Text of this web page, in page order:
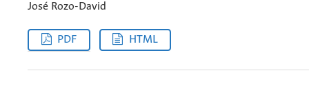
José Rozo-David
PDF HTML